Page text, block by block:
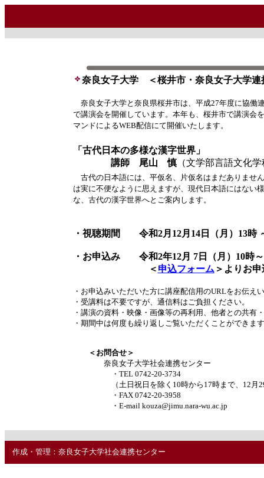
奈良女子大学 ＜桜井市・奈良女子大学
奈良女子大学と奈良県桜井市は、平成27年度に協働
で講演会を開催しています。本年も、桜井市で講演会
マンドによるWEB配信にて開催いたします。
「古代日本の多様な漢字世界」
講師 尾山 慎（文学部言語文化
古代の日本語には、平仮名、片仮名はまだありませ
は実に不便なように思えますが、現代日本語にはない
な、古代の漢字世界へとご案内します。
・視聴期間 令和2月12月14日（月）13時
・お申込み 令和2年12月 7日（月）10時～
＜ 申込フォーム ＞よりお
・お申込みいただいた方に講座配信用のURLをお伝え
・受講料は不要ですが、通信料はご負担ください。
・講演の資料・映像・画像等の再利用、他者との共有
・期間中は何度も繰り返しご覧いただくことができま
＜お問合せ＞
奈良女子大学社会連携センター
・TEL 0742-20-3734
（土日祝日を除く10時から17時まで、12月29
・FAX 0742-20-3958
・E-mail kouza@jimu.nara-wu.ac.jp
作成・管理：奈良女子大学社会連携センター